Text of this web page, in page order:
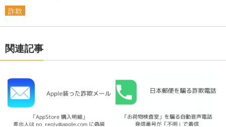
詐欺
関連記事